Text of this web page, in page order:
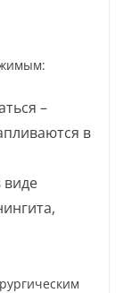
–
в
виде